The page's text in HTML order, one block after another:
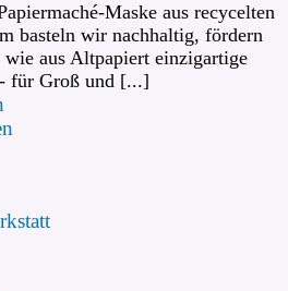
Maske aus recycelten
basteln wir nachhaltig, fördern
aus Altpapiert einzigartige
für Groß und [...]